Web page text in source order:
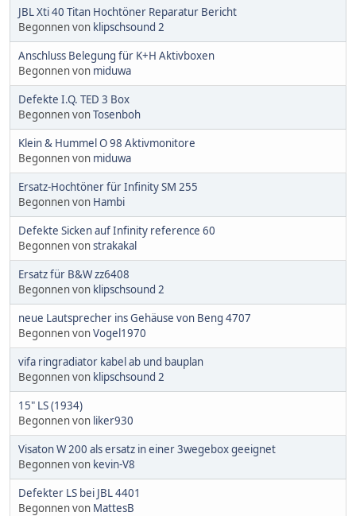
JBL Xti 40 Titan Hochtöner Reparatur Bericht
Begonnen von klipschsound 2
Anschluss Belegung für K+H Aktivboxen
Begonnen von miduwa
Defekte I.Q. TED 3 Box
Begonnen vonTosenboh
Klein & Hummel O 98 Aktivmonitore
Begonnen von miduwa
Ersatz-Hochtöner für Infinity SM 255
Begonnen von Hambi
Defekte Sicken auf Infinity reference 60
Begonnen vonstrakakal
Ersatz für B&W zz6408
Begonnen von klipschsound 2
neue Lautsprecher ins Gehäuse von Beng 4707
Begonnen vonVogel1970
vifa ringradiator kabel ab und bauplan
Begonnen von klipschsound 2
15" LS (1934)
Begonnen von liker930
Visaton W 200 als ersatz in einer 3wegebox geeignet
Begonnen von kevin-V8
Defekter LS bei JBL 4401
Begonnen von MattesB